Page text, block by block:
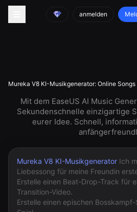
anmelden
Mureka V8 KI-Musikgenerator: Online
Mit dem EaseUS AI Music
Sekundenschnelle einzigartige
eurer Idee. Schnell,
Mureka V8 KI-Musikgenerator